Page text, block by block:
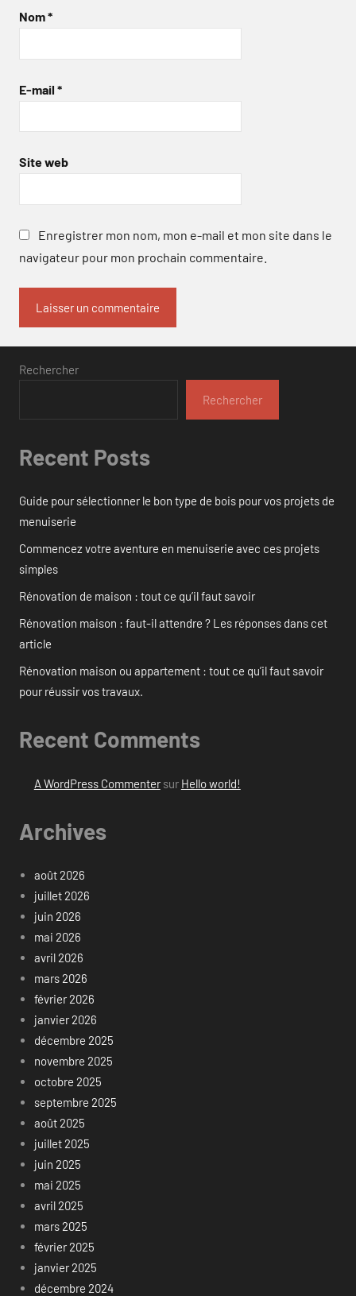
Nom*
E-mail *
Site web
Enregistrer mon nom, mon e-mail et mon site dans le
navigateur pour mon prochain commentaire.
Rechercher
Rechercher
Recent Posts
Guide pour sélectionner le bon type de bois pour vos projets de
menuiserie
Commencez votre aventure en menuiserie avec ces projets
simples
Rénovation de maison : tout ce qu’il faut savoir
Rénovation maison : faut-il attendre ? Les réponses dans cet
article
Rénovation maison ou appartement : tout ce qu’il faut savoir
pour réussir vos travaux.
Recent Comments
A WordPress Commentersur Hello world!
Archives
août 2026
juillet 2026
juin 2026
mai 2026
avril 2026
mars 2026
février 2026
janvier 2026
décembre 2025
novembre 2025
octobre 2025
septembre 2025
août 2025
juillet 2025
juin 2025
mai 2025
avril 2025
mars 2025
février 2025
janvier 2025
décembre 2024